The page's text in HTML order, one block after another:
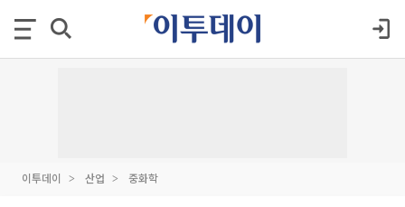
이투데이 산업 중화학